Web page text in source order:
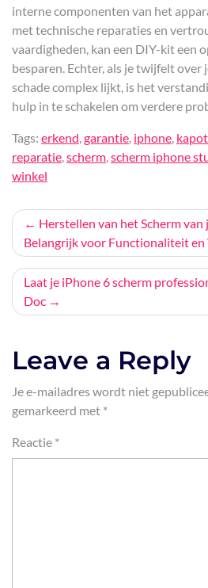
interne componenten van het
met technische reparaties en
vaardigheden, kan een DIY-kit een
besparen. Echter, als je twijfelt over
schade complex lijkt, is het
hulp in te schakelen om verdere
Tags: erkend,garantie, iphone, kapot
reparatie,scherm,scherm iphone
winkel
Bericht
navigatie
Herstellen van het Scherm van
Belangrijk voor Functionaliteit en
Laat je iPhone 6 scherm
Doc
Leave a Reply
Je e-mailadres wordt niet
gemarkeerd met *
Reactie *